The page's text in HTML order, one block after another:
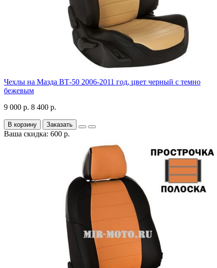
Чехлы на Мазда ВТ-50 2006-2011 год, цвет черный с темно
бежевым
9 000 р. 8 400 р.
В корзину Заказать
Ваша скидка: 600 р.